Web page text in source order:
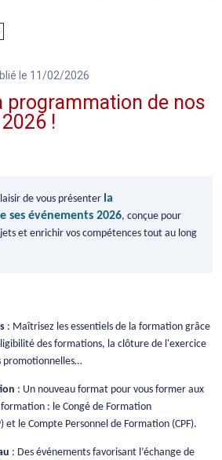
le 11/02/2026
programmation de nos
!
de vous présenter la
ses événements 2026, conçue pour
et enrichir vos compétences tout au long
: Maîtrisez les essentiels de la formation grâce
des formations, la clôture de l'exercice
promotionnelles…
: Un nouveau format pour vous former aux
: le Congé de Formation
et le Compte Personnel de Formation (CPF).
: Des événements favorisant l’échange de